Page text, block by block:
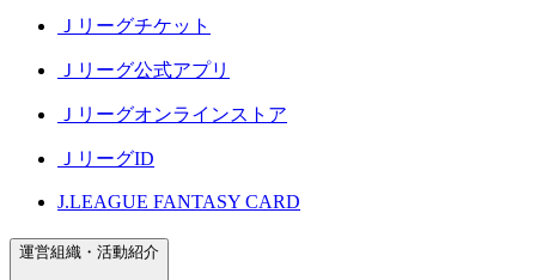
Ｊリーグチケット
Ｊリーグ公式アプリ
Ｊリーグオンラインストア
ＪリーグID
J.LEAGUE FANTASY CARD
運営組織・活動紹介